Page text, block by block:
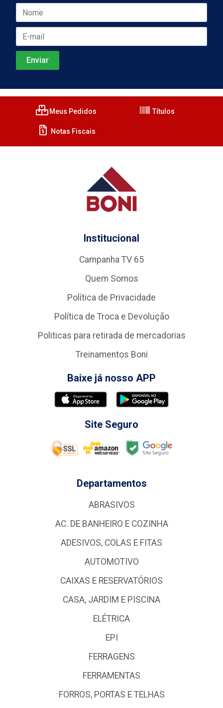
Meus Pedidos Títulos
Notas Fiscais
Institucional
Campanha TV 65
Quem Somos
Política de Privacidade
Política de Troca e Devolução
Politicas para retirada de mercadorias
Treinamentos Boni
Baixe já nosso APP
Site Seguro
Departamentos
ABRASIVOS
AC. DE BANHEIRO E COZINHA
ADESIVOS, COLAS E FITAS
AUTOMOTIVO
CAIXAS E RESERVATÓRIOS
CASA, JARDIM E PISCINA
ELÉTRICA
EPI
FERRAGENS
FERRAMENTAS
FORROS, PORTAS E TELHAS